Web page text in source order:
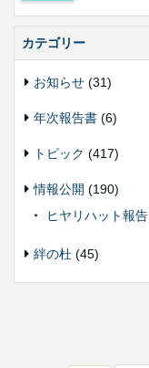
カテゴリー
お知らせ (31)
年次報告書 (6)
トピック (417)
情報公開 (190)
ヒヤリハット報告
絆の杜 (45)